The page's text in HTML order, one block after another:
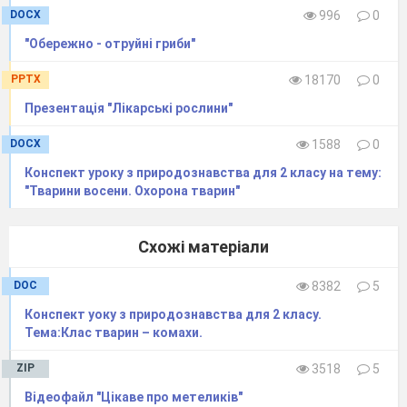
Я подарунки усім роздаю:
Повні грибів мої жмені,
Яблука маю в кишені».
В жовту одежу вдягаю сади,
З мряки заслону розстелю,
Сонце вкладу у постелю».
А листопад «А я з тихим плачем
Землю поллю безкінечним дощем,
Листя стрясу з деревини,
Вистелю гори й долини».
Фізкультхвилинка
ЛИСТОЧКИ
Ми — листочки, ми — листочки,
На гілках ми сидимо.
DOCX 996
0
"Обережно - отруйні гриби"
PPTX 18170
0
Презентація "Лікарські рослини"
DOCX 1588
0
Конспект уроку з природознавства для 2 класу на тему:
"Тварини восени. Охорона тварин"
Схожі матеріали
DOC 8382
5
Конспект уоку з природознавства для 2 класу.
Тема:Клас тварин – комахи.
ZIP 3518
5
Відеофайл "Цікаве про метеликів"